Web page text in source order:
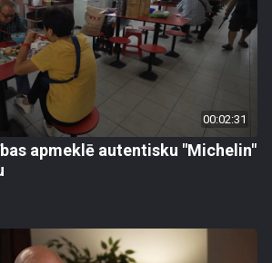
00:02:31
apmeklē autentisku "Michelin"